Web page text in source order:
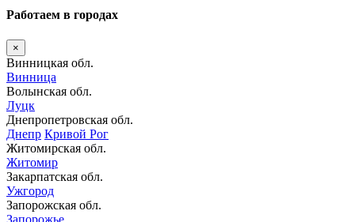
Работаем в городах
×
Винницкая обл.
Винница
Волынская обл.
Луцк
Днепропетровская обл.
Днепр Кривой Рог
Житомирская обл.
Житомир
Закарпатская обл.
Ужгород
Запорожская обл.
Запорожье